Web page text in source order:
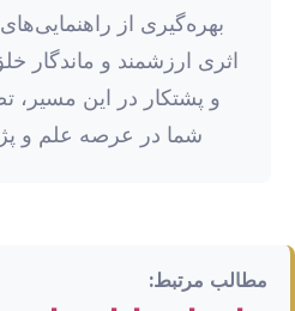
بهره‌گیری از
اثری ارزشمند و ماندگار
و پشتکار در این مسیر،
شما در عرصه علم و
مطالب مرتبط: